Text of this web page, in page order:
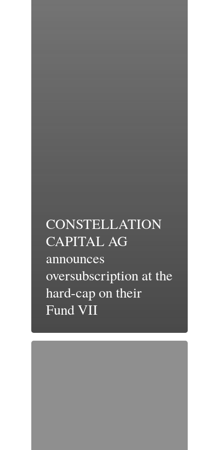
CONSTELLATION
CAPITAL AG
announces
oversubscription at the
hard-cap on their
Fund VII